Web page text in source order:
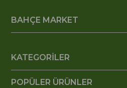
BAHÇE MARKET
KATEGORİLER
POPÜLER ÜRÜNLER